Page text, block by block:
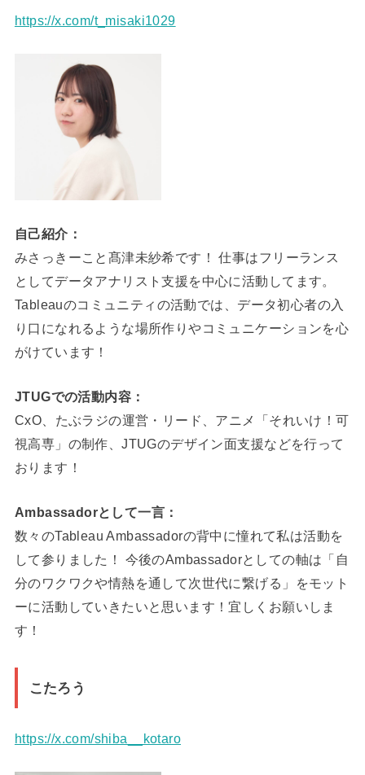
https://x.com/t_misaki1029
自己紹介：
みさっきーこと髙津未紗希です！ 仕事はフリーランス
としてデータアナリスト支援を中心に活動してます。
Tableauのコミュニティの活動では、データ初心者の入
り口になれるような場所作りやコミュニケーションを心
がけています！
JTUGでの活動内容：
CxO、たぶラジの運営・リード、アニメ「それいけ！可
視高専」の制作、JTUGのデザイン面支援などを行って
おります！
Ambassadorとして一言：
数々のTableau Ambassadorの背中に憧れて私は活動を
して参りました！ 今後のAmbassadorとしての軸は「自
分のワクワクや情熱を通して次世代に繋げる」をモット
ーに活動していきたいと思います！宜しくお願いしま
す！
こたろう
https://x.com/shiba__kotaro